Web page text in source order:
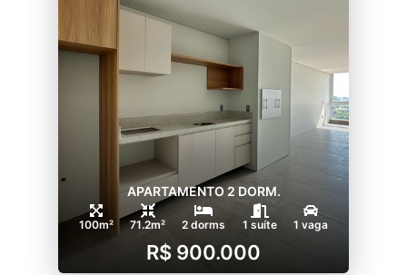
APARTAMENTO 2 DORM.
100m² 71.2m² 2 dorms 1 suíte 1 vaga
R$ 900.000